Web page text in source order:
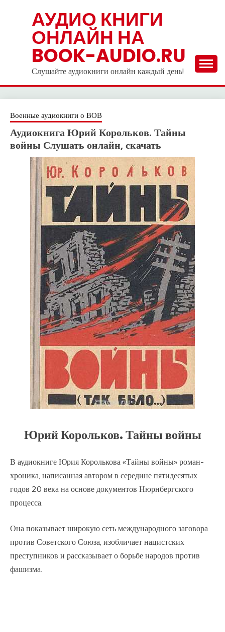
АУДИО КНИГИ
ОНЛАЙН НА
BOOK-AUDIO.RU
Слушайте аудиокниги онлайн каждый день!
Военные аудиокниги о ВОВ
Аудиокнига Юрий Корольков. Тайны
войны Слушать онлайн, скачать
Юрий Корольков. Тайны войны
В аудиокниге Юрия Королькова «Тайны войны» роман-
хроника, написанная автором в середине пятидесятых
годов 20 века на основе документов Нюрнбергского
процесса.
Она показывает широкую сеть международного заговора
против Советского Союза, изобличает нацистских
преступников и рассказывает о борьбе народов против
фашизма.